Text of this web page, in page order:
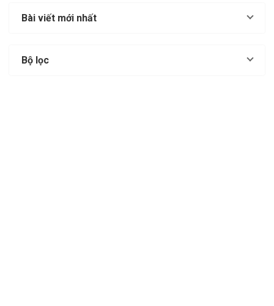
Bài viết mới nhất
Bộ lọc